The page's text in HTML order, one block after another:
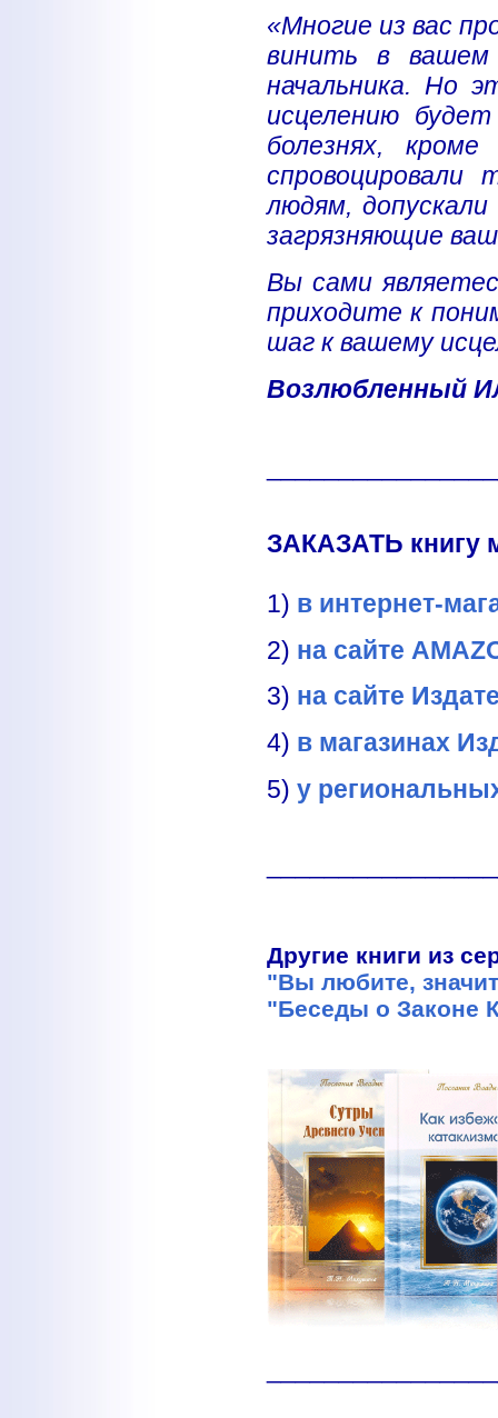
«Многие из вас
винить в вашем
начальника. Но
исцелению
болезнях,
спровоцировали
людям, допускали
загрязняющие
Вы сами
приходите к
шаг к вашему
Возлюбленный
ЗАКАЗАТЬ книгу
1) в интернет-
2) на сайте
3) на сайте
4) в магазинах
5) у
Другие книги из
"Вы любите,
"Беседы о Законе